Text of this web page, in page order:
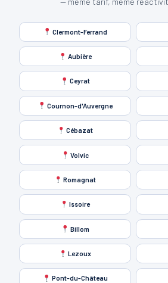
Clermont-Ferrand
Aubière
Ceyrat
Cournon-d'Auvergne
Cébazat
Volvic
Romagnat
Issoire
Billom
Lezoux
Pont-du-Château